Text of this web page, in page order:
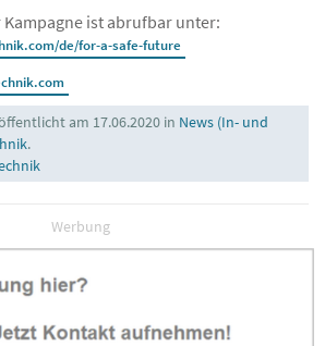
ist abrufbar unter:
de/for-a-safe-future
am 17.06.2020 in News (In- und
.
Werbung